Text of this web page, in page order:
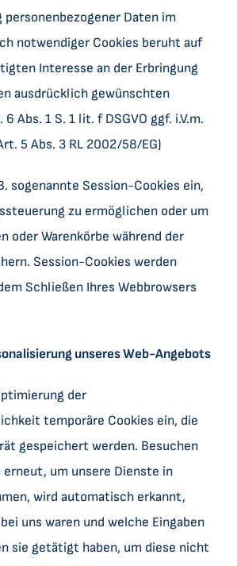
personenbezogener Daten im
notwendiger Cookies beruht auf
Interesse an der Erbringung
ausdrücklich gewünschten
Abs. 1 S. 1 lit. f DSGVO ggf. i.V.m.
5 Abs. 3 RL 2002/58/EG)
sogenannte Session-Cookies ein,
zu ermöglichen oder um
oder Warenkörbe während der
Session-Cookies werden
Schließen Ihres Webbrowsers
unseres Web-Angebots
der
temporäre Cookies ein, die
gespeichert werden. Besuchen
erneut, um unsere Dienste in
wird automatisch erkannt,
uns waren und welche Eingaben
sie getätigt haben, um diese nicht